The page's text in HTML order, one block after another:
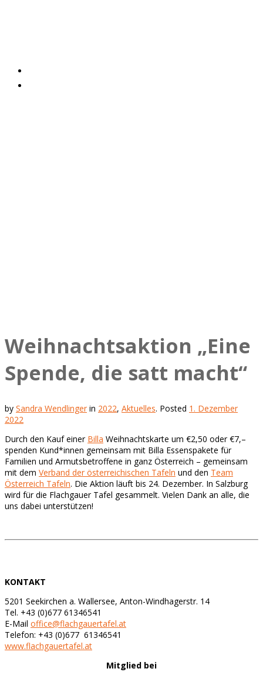
Weihnachtsaktion „Eine
Spende, die satt macht“
by Sandra Wendlinger in 2022, Aktuelles. Posted 1. Dezember
2022
Durch den Kauf einer Billa Weihnachtskarte um €2,50 oder €7,–
spenden Kund*innen gemeinsam mit Billa Essenspakete für
Familien und Armutsbetroffene in ganz Österreich – gemeinsam
mit dem Verband der österreichischen Tafeln und den Team
Österreich Tafeln. Die Aktion läuft bis 24. Dezember. In Salzburg
wird für die Flachgauer Tafel gesammelt. Vielen Dank an alle, die
uns dabei unterstützen!
KONTAKT
5201 Seekirchen a. Wallersee, Anton-Windhagerstr. 14
Tel. +43 (0)677 61346541
E-Mail office@flachgauertafel.at
Telefon: +43 (0)677 61346541
www.flachgauertafel.at
Mitglied bei